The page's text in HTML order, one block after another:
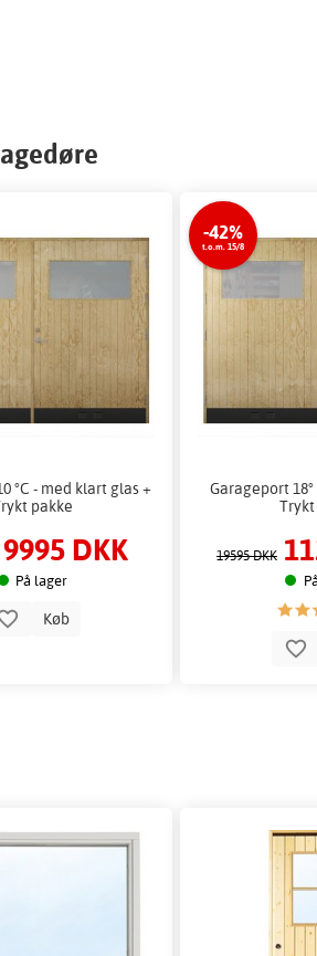
°C - med klart glas +
pakke
9995 DKK
På lager
Køb
-42%
t.o.m. 15/8
Garageport
19595 DKK